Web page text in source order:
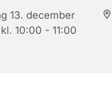
13. december
10:00 - 11:00